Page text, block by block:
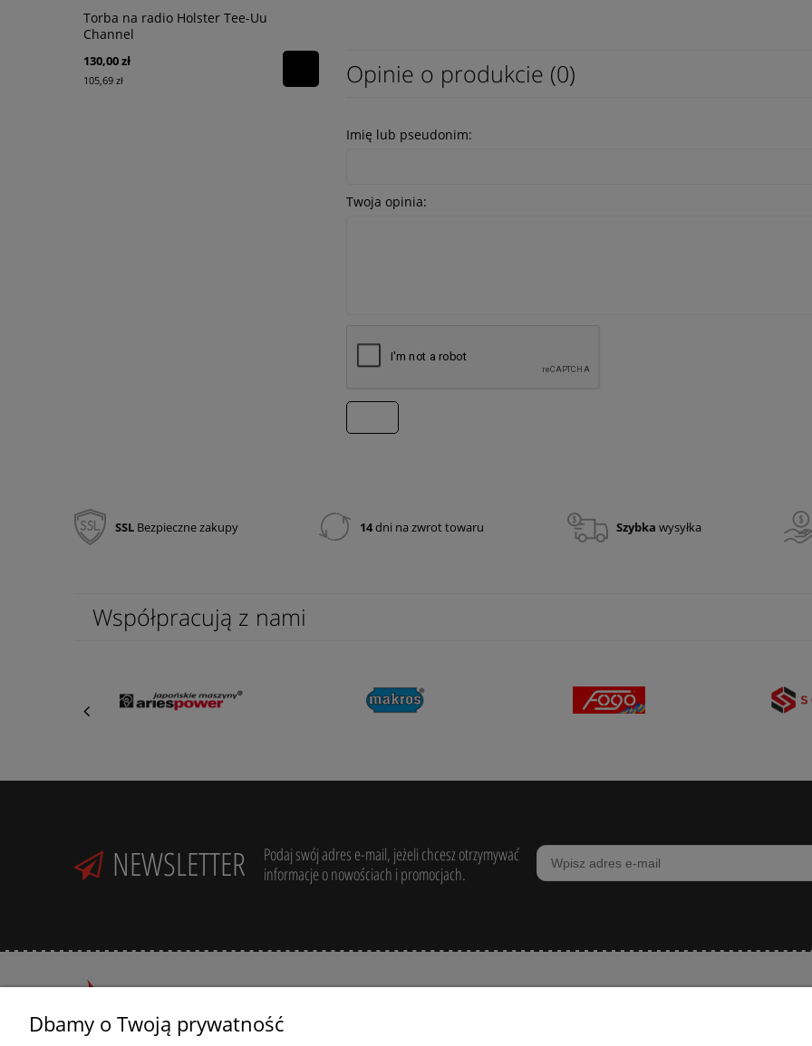
Torba na radio Holster Tee-Uu
Channel
130,00 zł
105,69 zł 116,00 zł
Opinie o produkcie (0)
Imię lub pseudonim:
Twoja opinia:
SSL Bezpieczne zakupy 14dni na zwrot towaru Szybka wysyłka
Współpracują z nami
NEWSLETTER
Podaj swój adres e-mail, jeżeli chcesz otrzymywać
informacje o nowościach i promocjach.
POMOC ZAKUPY MOJE KONTO
Dbamy o Twoją prywatność